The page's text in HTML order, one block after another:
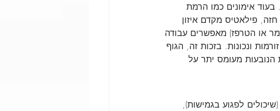
בעוד אימונים כמו הרמת
פילאטיס מקדם איזון
או הטרפז) מאפשרים עבודה
ונכונות. בזכות זה, הגוף
הנובעות מעומס יתר על
לפגוע בגמישות),